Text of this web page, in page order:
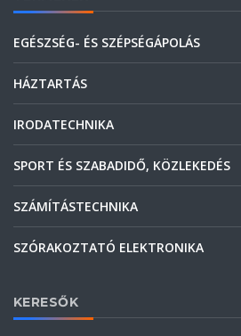
EGÉSZSÉG- ÉS SZÉPSÉGÁPOLÁS
HÁZTARTÁS
IRODATECHNIKA
SPORT ÉS SZABADIDŐ, KÖZLEKEDÉS
SZÁMÍTÁSTECHNIKA
SZÓRAKOZTATÓ ELEKTRONIKA
KERESŐK